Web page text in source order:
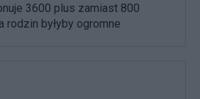
3600 plus zamiast 800
rodzin byłyby ogromne